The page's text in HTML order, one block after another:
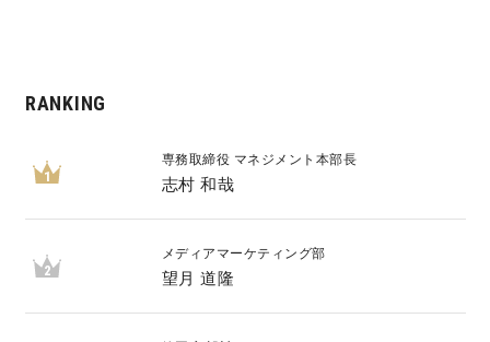
RANKING
1
専務取締役 マネジメント本部長
志村 和哉
2
メディアマーケティング部
望月 道隆